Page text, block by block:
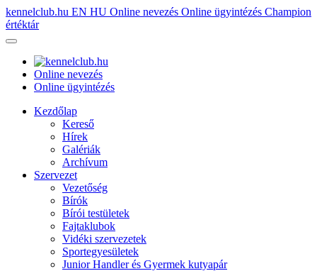
kennelclub.hu EN HU Online nevezés Online ügyintézés Champion
értéktár
Online nevezés
Online ügyintézés
Kezdőlap
Kereső
Hírek
Galériák
Archívum
Szervezet
Vezetőség
Bírók
Bírói testületek
Fajtaklubok
Vidéki szervezetek
Sportegyesületek
Junior Handler és Gyermek kutyapár